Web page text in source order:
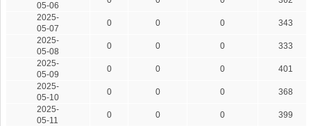
05-06
2025-
05-07
0 0 0
343
2025-
05-08
0 0 0
333
2025-
05-09
0 0 0
401
2025-
05-10
0 0 0
368
2025-
05-11
0 0 0
399